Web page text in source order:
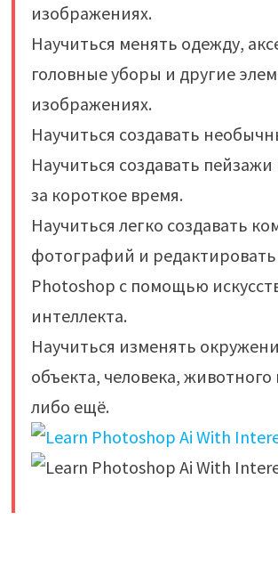
изображениях.
Научиться менять одежду,
головные уборы и другие
изображениях.
Научиться создавать
Научиться создавать
за короткое время.
Научиться легко создавать
фотографий и редактировать
Photoshop с помощью
интеллекта.
Научиться изменять
объекта, человека, животного
либо ещё.